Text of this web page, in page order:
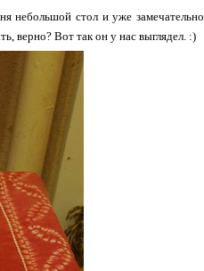
небольшой стол и уже замечательно
верно? Вот так он у нас выглядел. :)